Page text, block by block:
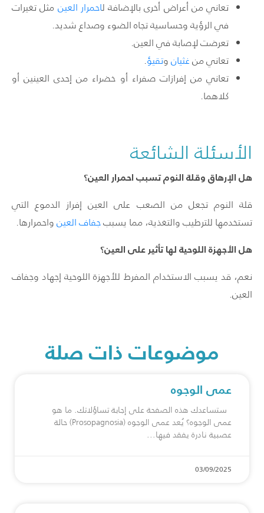
تعاني من أعراض أخرى بالإضافة لاحمرار العين مثل تغيرات
في الرؤية وحساسية تجاه الضوء وصداع شديد.
تعرضت لإصابة في العين.
تعاني من غثيان وتقيؤ.
تعاني من إفرازات صفراء أو خضراء من إحدى العينين أو
كلاهما.
الأسئلة الشائعة
هل الإرهاق وقلة النوم تسبب احمرار العين؟
قلة النوم تجعل من الصعب على العين إفراز الدموع التي
تستخدمها للترطيب والتغذية، مما يسببجفاف العين واحمرارها.
هل الأجهزة اللوحية لها تأثير على العين؟
نعم، قد يسبب الاستخدام المفرط للأجهزة اللوحية إجهاد وجفاف
العين.
موضوعات ذات صلة
عمى الوجوه
ستساعدك هذه الصفحة على إجابة تساؤلاتك. ما هو
عمى الوجوه؟ يُعد عمى الوجوه (Prosopagnosia) حالة
عصبية نادرة يفقد فيها
03/09/2025